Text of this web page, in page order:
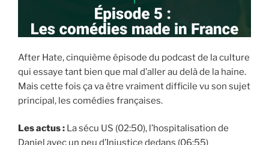
After Hate, cinquième épisode du podcast de la culture
qui essaye tant bien que mal d’aller au delà de la haine.
Mais cette fois ça va être vraiment difficile vu son sujet
principal, les comédies françaises.
Les actus : La sécu US (02:50), l’hospitalisation de